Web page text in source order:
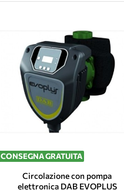
CONSEGNA GRATUITA
Circolazione con pompa
elettronica DAB EVOPLUS